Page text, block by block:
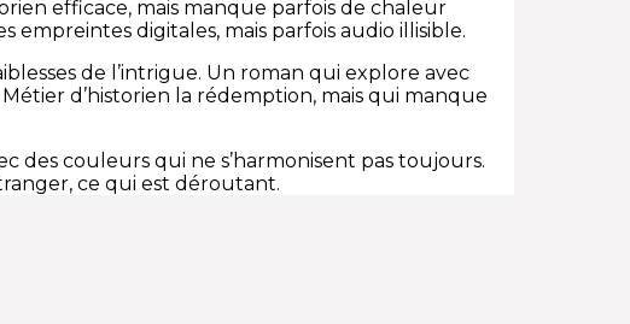
efficace, mais manque parfois de chaleur
digitales, mais parfois audio illisible.
de l’intrigue. Un roman qui explore avec
d’historien la rédemption, mais qui manque
des couleurs qui ne s’harmonisent pas toujours.
ce qui est déroutant.